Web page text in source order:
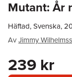
Mutant: År
Häftad, Svenska,
AvJimmy
239 kr